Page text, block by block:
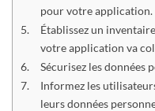
pour votre application.
Établissez un
votre application va
Sécurisez les données
Informez les
leurs données